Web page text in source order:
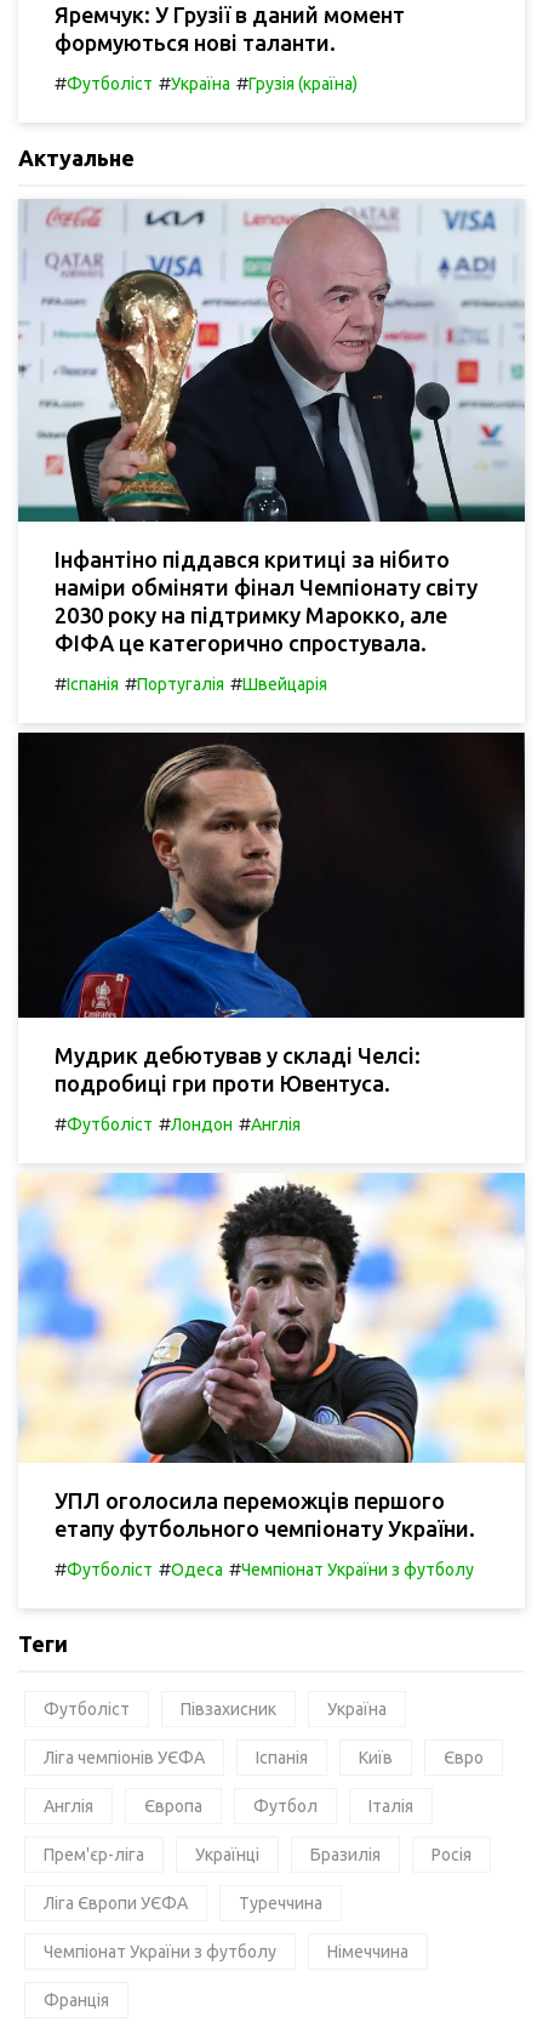
Яремчук: У Грузії в даний момент
формуються нові таланти.
#Футболіст #Україна #Грузія (країна)
Актуальне
Інфантіно піддався критиці за нібито
наміри обміняти фінал Чемпіонату світу
2030 року на підтримку Марокко, але
ФІФА це категорично спростувала.
#Іспанія #Португалія #Швейцарія
Мудрик дебютував у складі Челсі:
подробиці гри проти Ювентуса.
#Футболіст #Лондон #Англія
УПЛ оголосила переможців першого
етапу футбольного чемпіонату України.
#Футболіст #Одеса #Чемпіонат України з футболу
Теги
Футболіст Півзахисник Україна
Ліга чемпіонів УЄФА Іспанія Київ Євро
Англія Європа Футбол Італія
Прем'єр-ліга Українці Бразилія Росія
Ліга Європи УЄФА Туреччина
Чемпіонат України з футболу Німеччина
Франція